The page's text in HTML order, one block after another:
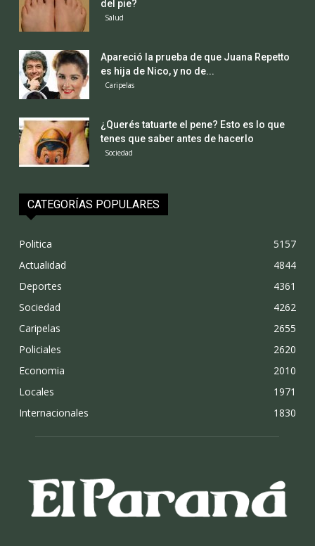
del pie?
Salud
Apareció la prueba de que Juana Repetto
es hija de Nico, y no de...
Caripelas
¿Querés tatuarte el pene? Esto es lo que
tenes que saber antes de hacerlo
Sociedad
CATEGORÍAS POPULARES
Politica
5157
Actualidad
4844
Deportes
4361
Sociedad
4262
Caripelas
2655
Policiales
2620
Economia
2010
Locales
1971
Internacionales
1830